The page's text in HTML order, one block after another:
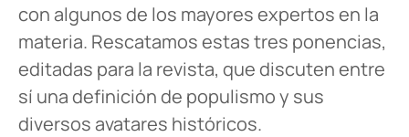
con algunos de los mayores expertos en la
materia. Rescatamos estas tres ponencias,
editadas para la revista, que discuten entre
sí una definición de populismo y sus
diversos avatares históricos.